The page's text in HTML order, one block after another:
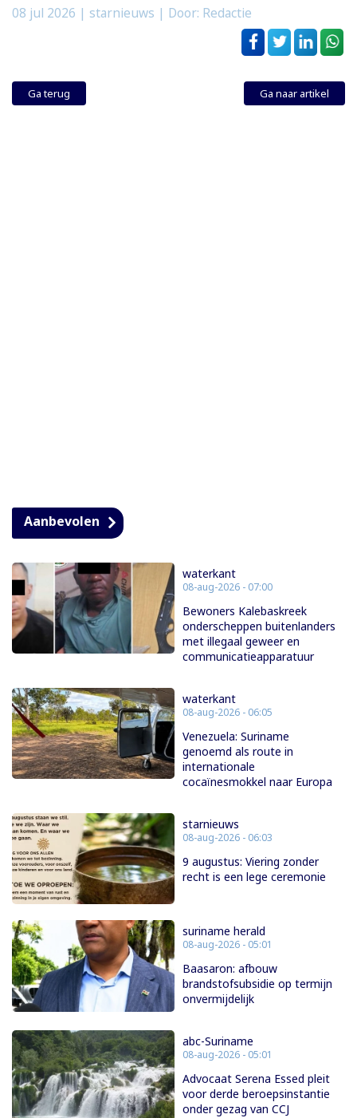
08 jul 2026 | starnieuws | Door: Redactie
Ga terug Ga naar artikel
Aanbevolen
waterkant
08-aug-2026 - 07:00
Bewoners Kalebaskreek
onderscheppen buitenlanders
met illegaal geweer en
communicatieapparatuur
waterkant
08-aug-2026 - 06:05
Venezuela: Suriname
genoemd als route in
internationale
cocaïnesmokkel naar Europa
starnieuws
08-aug-2026 - 06:03
9 augustus: Viering zonder
recht is een lege ceremonie
suriname herald
08-aug-2026 - 05:01
Baasaron: afbouw
brandstofsubsidie op termijn
onvermijdelijk
abc-Suriname
08-aug-2026 - 05:01
Advocaat Serena Essed pleit
voor derde beroepsinstantie
onder gezag van CCJ